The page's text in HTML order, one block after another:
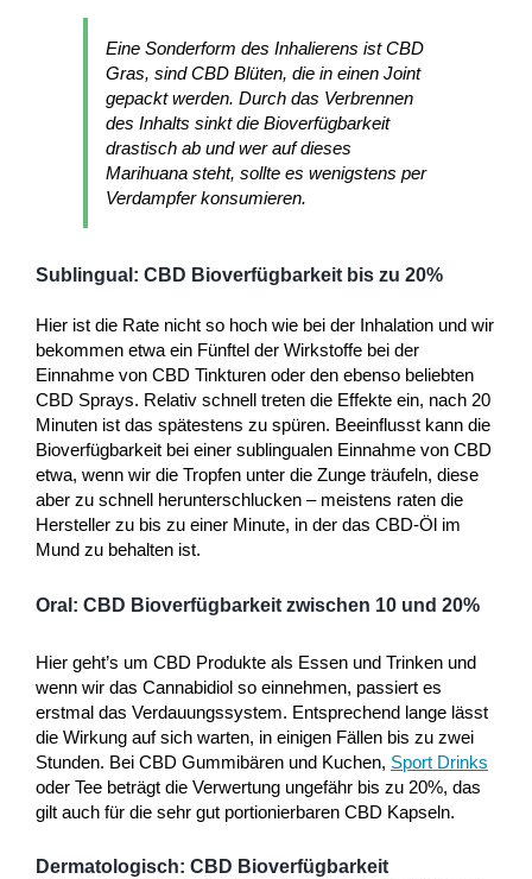
Eine Sonderform des Inhalierens ist CBD
Gras, sind CBD Blüten, die in einen Joint
gepackt werden. Durch das Verbrennen
des Inhalts sinkt die Bioverfügbarkeit
drastisch ab und wer auf dieses
Marihuana steht, sollte es wenigstens per
Verdampfer konsumieren.
Sublingual: CBD Bioverfügbarkeit bis zu 20%
Hier ist die Rate nicht so hoch wie bei der Inhalation und wir
bekommen etwa ein Fünftel der Wirkstoffe bei der
Einnahme von CBD Tinkturen oder den ebenso beliebten
CBD Sprays. Relativ schnell treten die Effekte ein, nach 20
Minuten ist das spätestens zu spüren. Beeinflusst kann die
Bioverfügbarkeit bei einer sublingualen Einnahme von CBD
etwa, wenn wir die Tropfen unter die Zunge träufeln, diese
aber zu schnell herunterschlucken – meistens raten die
Hersteller zu bis zu einer Minute, in der das CBD-Öl im
Mund zu behalten ist.
Oral: CBD Bioverfügbarkeit zwischen 10 und 20%
Hier geht’s um CBD Produkte als Essen und Trinken und
wenn wir das Cannabidiol so einnehmen, passiert es
erstmal das Verdauungssystem. Entsprechend lange lässt
die Wirkung auf sich warten, in einigen Fällen bis zu zwei
Stunden. Bei CBD Gummibären und Kuchen, Sport Drinks
oder Tee beträgt die Verwertung ungefähr bis zu 20%, das
gilt auch für die sehr gut portionierbaren CBD Kapseln.
Dermatologisch: CBD Bioverfügbarkeit